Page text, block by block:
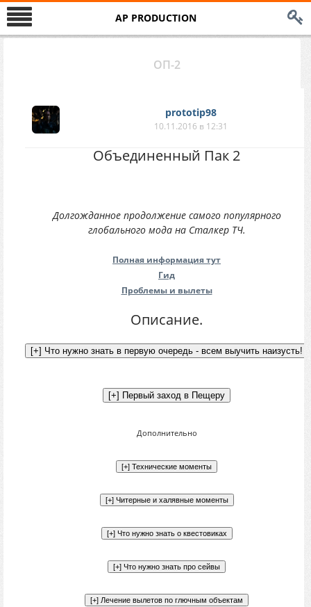
AP PRODUCTION
ОП-2
prototip98
10.11.2016 в 12:31
Объединенный Пак 2
Долгожданное продолжение самого популярного
глобального мода на Сталкер ТЧ.
Полная информация тут
Гид
Проблемы и вылеты
Описание.
Дополнительно